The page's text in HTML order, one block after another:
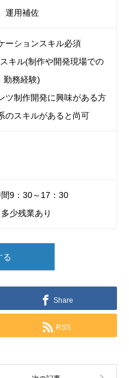
運用補佐
ーションスキル必須
キル(制作や開発現場での
勤務経験)
ツ制作開発に興味がある方
のスキルがあると尚可
9：30～17：30
少残業あり
る
Share
RSS